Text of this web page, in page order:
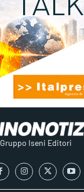
Gruppo Iseni Editori